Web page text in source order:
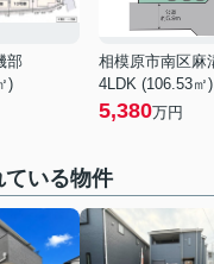
部
)
4LDK (106.53㎡)
5,380万円
ている物件